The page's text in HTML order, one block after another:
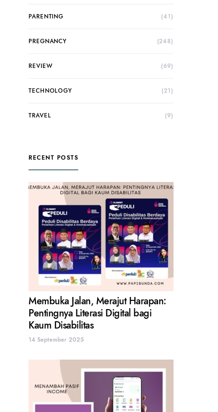
PARENTING (41)
PREGNANCY (248)
REVIEW (69)
TECHNOLOGY (21)
TRAVEL (9)
RECENT POSTS
Membuka Jalan, Merajut Harapan:
Pentingnya Literasi Digital bagi
Kaum Disabilitas
14 September 2025